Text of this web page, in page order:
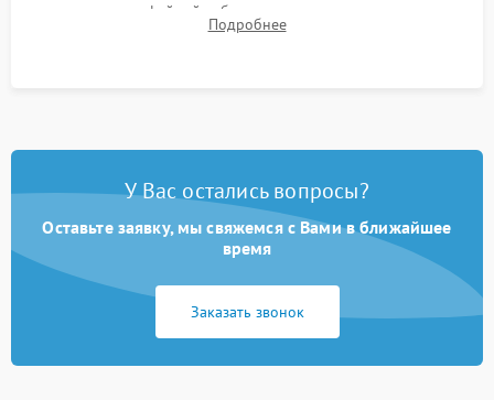
плотности кофейной таблетки, температуры напитка и
качества молочной пены. Контроль отсутствия посторонних
Подробнее
У Вас остались вопросы?
Оставьте заявку, мы свяжемся с Вами в ближайшее
время
Заказать звонок